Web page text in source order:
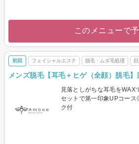
このメニューで
初回 フェイシャルエステ 脱毛・ムダ毛処理
メンズ脱毛【耳毛＋ヒゲ（全顔）脱毛】
見落としがちな耳毛をWAX
セットで第一印象UPコー
ク付